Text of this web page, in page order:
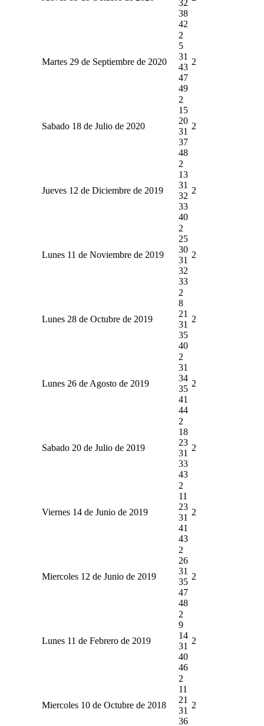
32
38
42
Martes 29 de Septiembre de 2020
2
5
31
43
47
49
2
Sabado 18 de Julio de 2020
2
15
20
31
37
48
2
Jueves 12 de Diciembre de 2019
2
13
31
32
33
40
2
Lunes 11 de Noviembre de 2019
2
25
30
31
32
33
2
Lunes 28 de Octubre de 2019
2
8
21
31
35
40
2
Lunes 26 de Agosto de 2019
2
31
34
35
41
44
2
Sabado 20 de Julio de 2019
2
18
23
31
33
43
2
Viernes 14 de Junio de 2019
2
11
23
31
41
43
2
Miercoles 12 de Junio de 2019
2
26
31
35
47
48
2
Lunes 11 de Febrero de 2019
2
9
14
31
40
46
2
Miercoles 10 de Octubre de 2018
2
11
21
31
36
2